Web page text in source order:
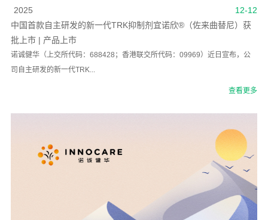
12-12
2025
中国首款自主研发的新一代TRK抑制剂宜诺欣®（佐来曲替尼）获
批上市 | 产品上市
诺诚健华（上交所代码：688428；香港联交所代码：09969）近日宣布，公
司自主研发的新一代TRK...
查看更多